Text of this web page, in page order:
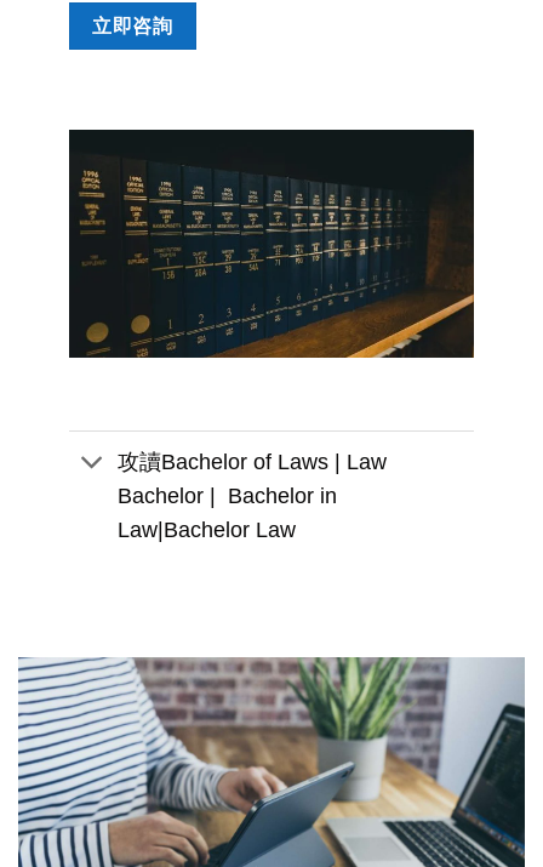
立即咨詢
攻讀Bachelor of Laws | Law
Bachelor | Bachelor in
Law|Bachelor Law